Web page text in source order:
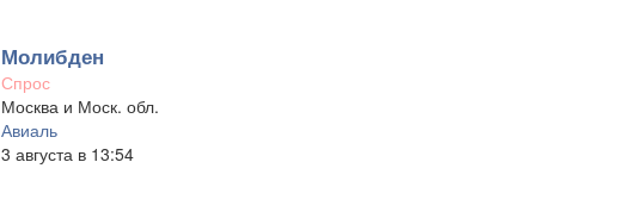
Молибден
Спрос
Москва и Моск. обл.
Авиаль
3 августа в 13:54